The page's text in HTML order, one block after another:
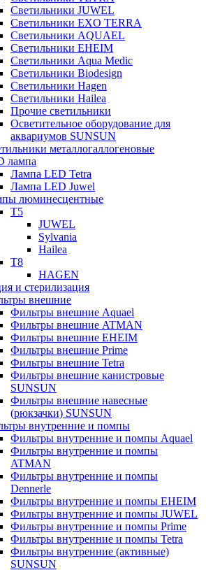
Светильники JUWEL
Светильники EXO TERRA
Светильники AQUAEL
Светильники EHEIM
Светильники Aqua Medic
Светильники Biodesign
Светильники Hagen
Светильники Hailea
Прочие светильники
Осветительное оборудование для
аквариумов SUNSUN
металлогаллогеновые
лампа
Лампа LED Tetra
Лампа LED Juwel
люминесцентные
T5
JUWEL
Sylvania
Hailea
T8
HAGEN
и стерилизация
внешние
Фильтры внешние Aquael
Фильтры внешние ATMAN
Фильтры внешние EHEIM
Фильтры внешние Prime
Фильтры внешние Tetra
Фильтры внешние канистровые
SUNSUN
Фильтры внешние навесные
(рюкзачки) SUNSUN
внутренние и помпы
Фильтры внутренние и помпы Aquael
Фильтры внутренние и помпы
ATMAN
Фильтры внутренние и помпы
Dennerle
Фильтры внутренние и помпы EHEIM
Фильтры внутренние и помпы JUWEL
Фильтры внутренние и помпы Prime
Фильтры внутренние и помпы Tetra
Фильтры внутренние (активные)
SUNSUN